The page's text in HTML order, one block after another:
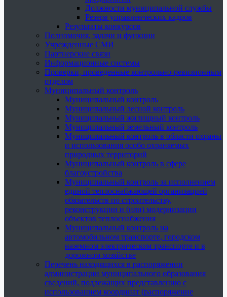
Должности муниципальной службы
Резерв управленческих кадров
Результаты конкурсов
Полномочия, задачи и функции
Учрежденные СМИ
Партнерские связи
Информационные системы
Проверки, проведенные контрольно-ревизионным
отделом
Муниципальный контроль
Муниципальный контроль
Муниципальный лесной контроль
Муниципальный жилищный контроль
Муниципальный земельный контроль
Муниципальный контроль в области охраны
и использования особо охраняемых
природных территорий
Муниципальный контроль в сфере
благоустройства
Муниципальный контроль за исполнением
единой теплоснабжающей организацией
обязательств по строительству,
реконструкции и (или) модернизации
объектов теплоснабжения
Муниципальный контроль на
автомобильном транспорте, городском
наземном электрическом транспорте и в
дорожном хозяйстве
Перечень находящихся в распоряжении
администрации муниципального образования
сведений, подлежащих представлению с
использованием координат (распоряжение